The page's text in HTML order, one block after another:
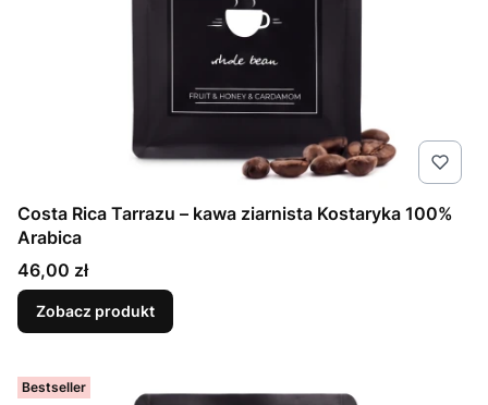
Costa Rica Tarrazu – kawa ziarnista Kostaryka 100%
Arabica
Cena
46,00 zł
Zobacz produkt
Bestseller